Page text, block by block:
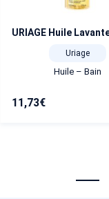
Uriage
Huile – Bain
11,73€